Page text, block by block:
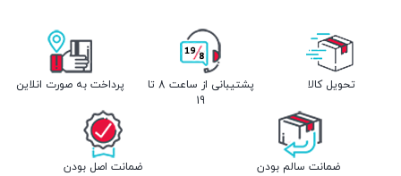
تحویل کالا
پشتیبانی از ساعت 8 تا
19
پرداخت به صورت انلاین
ضمانت سالم بودن ضمانت اصل بودن